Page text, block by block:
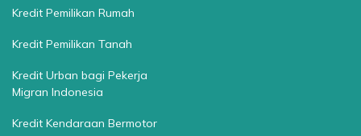
Kredit Pemilikan Rumah
Kredit Pemilikan Tanah
Kredit Urban bagi Pekerja
Migran Indonesia
Kredit Kendaraan Bermotor